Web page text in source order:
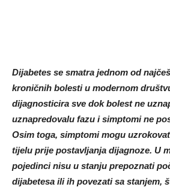
Dijabetes se smatra jednom od
kroničnih bolesti u modernom
dijagnosticira sve dok bolest ne
uznapredovalu fazu i simptomi ne
Osim toga, simptomi mogu
tijelu prije postavljanja dijagnoze. U
pojedinci nisu u stanju prepoznati
dijabetesa ili ih povezati sa stanjem,